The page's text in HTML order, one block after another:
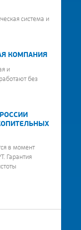
система и
КОМПАНИЯ
и
без
в момент
Гарантия